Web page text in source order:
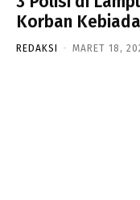
Korban
REDAKSI - MARET 18,